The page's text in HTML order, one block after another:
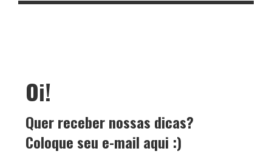
Oi!
Quer receber nossas dicas?
Coloque seu e-mail aqui :)